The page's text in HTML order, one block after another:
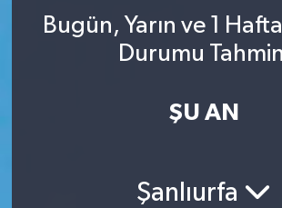
Bugün, Yarın ve 1
Durumu
ŞU AN
Şanlıurfa
Son Dakika Haberleri